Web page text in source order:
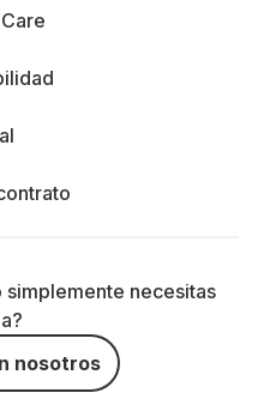
simplemente necesitas
nosotros